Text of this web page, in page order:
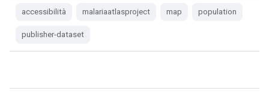
accessibilità malariaatlasproject map population
publisher-dataset